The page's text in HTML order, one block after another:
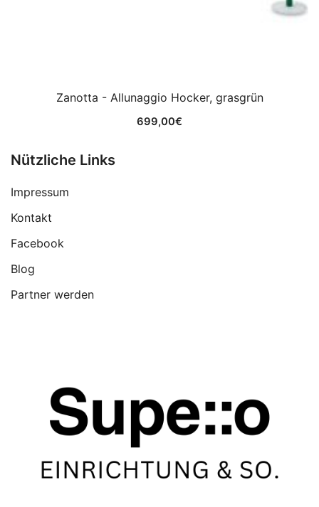
Zanotta - Allunaggio Hocker, grasgrün
699,00€
Nützliche Links
Impressum
Kontakt
Facebook
Blog
Partner werden